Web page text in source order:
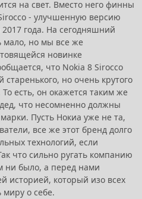
на свет. Вместо него финны
- улучшенную версию
года. На сегодняшний
мало, но мы все же
новинке
что Nokia 8 Sirocco
но очень крутого
есть, он окажется таким же
что несомненно должны
Пусть Нокиа уже не та,
все же этот бренд долго
технологий, если
что сильно ругать компанию
ни было, а перед нами
историей, который изо всех
миру о себе.